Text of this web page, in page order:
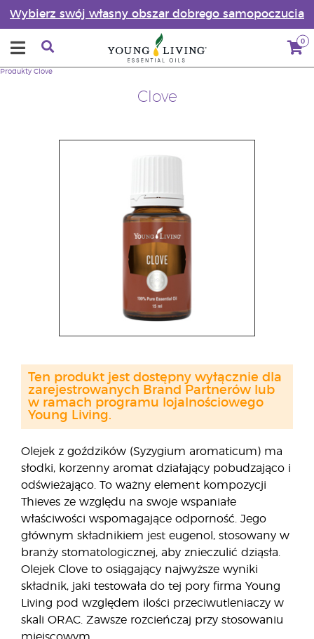
Wybierz swój własny obszar dobrego samopoczucia
0
Clove
Produkty Clove
Olejek z goździków (Syzygium aromaticum) ma
słodki, korzenny aromat działający pobudzająco i
odświeżająco. To ważny element kompozycji
Thieves ze względu na swoje wspaniałe
właściwości wspomagające odporność. Jego
głównym składnikiem jest eugenol, stosowany w
branży stomatologicznej, aby znieczulić dziąsła.
Olejek Clove to osiągający najwyższe wyniki
składnik, jaki testowała do tej pory firma Young
Living pod względem ilości przeciwutleniaczy w
skali ORAC. Zawsze rozcieńczaj przy stosowaniu
Ten produkt jest dostępny wyłącznie dla
zarejestrowanych Brand Partnerów lub
w ramach programu lojalnościowego
Young Living.